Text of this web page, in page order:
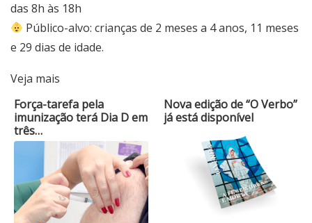
das 8h às 18h
Público-alvo: crianças de 2 meses a 4 anos, 11 meses
e 29 dias de idade.
Veja mais
Força-tarefa pela
imunização terá Dia D em
três…
Nova edição de “O Verbo”
já está disponível